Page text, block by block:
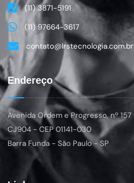
(11) 3871-5191
(11) 97664-3617
contato@lrstecnologia.com.br
Endereço
Avenida Ordem e Progresso, nº 157
CJ904 - CEP 01141-030
Barra Funda - São Paulo - SP